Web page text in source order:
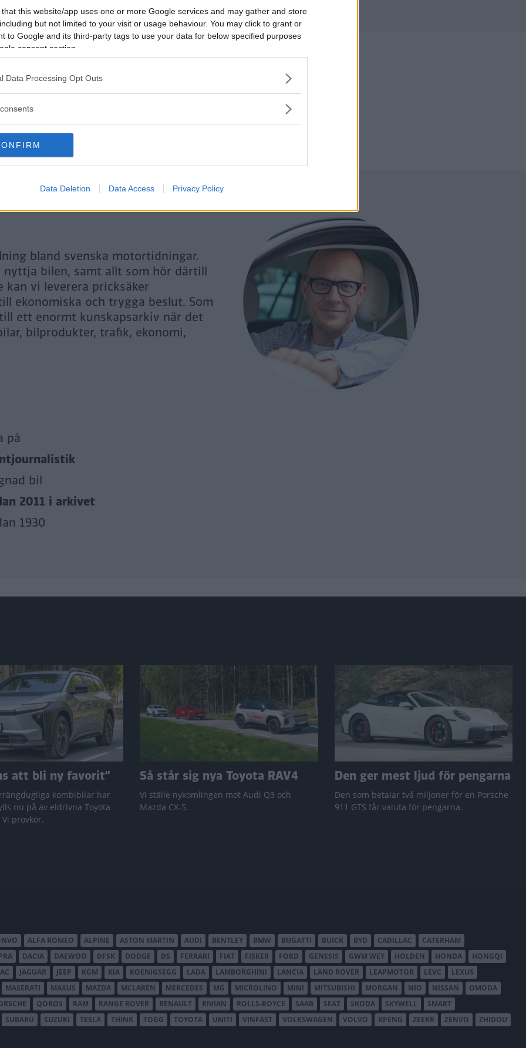
that this website/app uses one or more Google services and may gather and store
but not limited to your visit or usage behaviour. You may click to grant or
to Google and its third-party tags to use your data for below specified purposes
consent section.
Data Processing Opt Outs
Data Deletion Data Access Privacy Policy
Genom att klicka på "Fortsätt" godkänner jag OK-Förlagets prenumerationsvillkor
och bekräftar att jag tagit del av
OK-Förlagets integritetspolicy
Är du redan prenumerant på vår papperstidning?
Aktivera din digitala prenumeration utan kostnad här.
bland svenska motortidningar.
nyttja bilen, samt allt som hör därtill
kan vi leverera pricksäker
ekonomiska och trygga beslut. Som
ett enormt kunskapsarkiv när det
bilprodukter, trafik, ekonomi,
på
bil
2011 i arkivet
1930
att bli ny favorit”
kombibilar har
nu på av eldrivna Toyota
provkör.
Så står sig nya Toyota RAV4
Vi ställe nykomlingen mot Audi Q3 och
Mazda CX-5.
Den ger mest ljud för pengarna
Den som betalar två miljoner för en Porsche
911 GTS får valuta för pengarna.
ALFA ROMEO ALPINE ASTON MARTIN AUDI BENTLEY BMW BUGATTI BUICK BYD CADILLAC
CATERHAM
DACIA DAEWOO DFSK DODGE DS FERRARI FIAT FISKER FORD GENESIS GWM WEY HOLDEN HONDA
HONGQI
JAGUAR JEEP KGM KIA KOENIGSEGG LADA LAMBORGHINI LANCIA LAND ROVER LEAPMOTOR LEVC
LEXUS
MASERATI MAXUS MAZDA MCLAREN MERCEDES MG MICROLINO MINI MITSUBISHI MORGAN NIO NISSAN
OMODA
QOROS RAM RANGE ROVER RENAULT RIVIAN ROLLS-ROYCE SAAB SEAT SKODA SKYWELL
SMART
SUBARU SUZUKI TESLA THINK TOGG TOYOTA UNITI VINFAST VOLKSWAGEN VOLVO XPENG ZEEKR ZENVO ZHIDOU